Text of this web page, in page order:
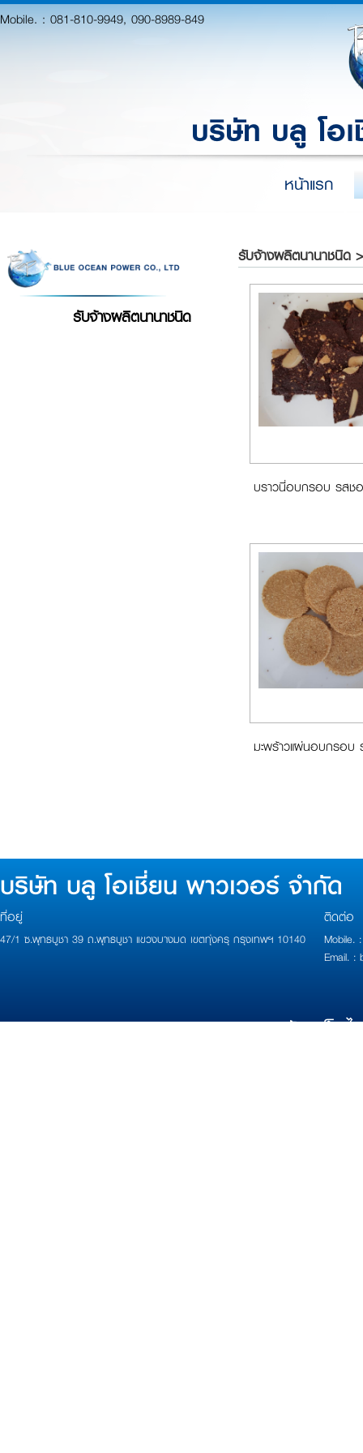
Mobile. :081-810-9949, 090-8989-849
บริษัท บลู โอ
หน้าแรก
รับจ้างผลิตนานาชนิด
รับจ้างผลิตนานาชนิด
บราวนี่อบกรอบ รสช
มะพร้าวแผ่นอบกรอบ
บริษัท บลู โอเชี่ยน พาวเวอร์ จำกัด
ที่อยู่
47/1 ซ.พุทธบูชา 39 ถ.พุทธบูชา แขวงบางมด เขตทุ่งครุ กรุงเทพฯ 10140
ติดต่อ
Mobile.
Email. :
Copyright 2017 Powered byบ้านเว็บ